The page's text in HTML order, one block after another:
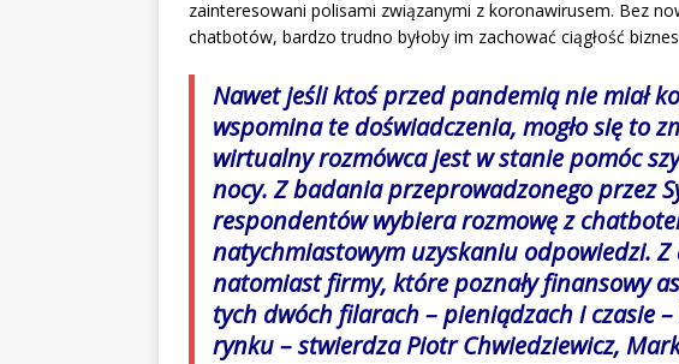
zainteresowani polisami związanymi z koronawirusem. Bez
chatbotów, bardzo trudno byłoby im zachować ciągłość
Nawet jeśli ktoś przed pandemią nie miał
wspomina te doświadczenia, mogło się to
wirtualny rozmówca jest w stanie pomóc
nocy. Z badania przeprowadzonego przez
respondentów wybiera rozmowę z
natychmiastowym uzyskaniu odpowiedzi.
natomiast firmy, które poznały finansowy
tych dwóch filarach – pieniądzach i czasie
rynku – stwierdza Piotr Chwiedziewicz,